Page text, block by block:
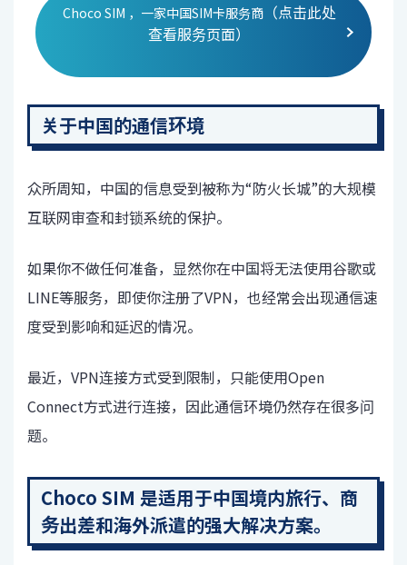
Choco SIM ，一家中国SIM卡服务商（点击此处
查看服务页面）
关于中国的通信环境
众所周知，中国的信息受到被称为“防火长城”的大规模
互联网审查和封锁系统的保护。
如果你不做任何准备，显然你在中国将无法使用谷歌或
LINE等服务，即使你注册了VPN，也经常会出现通信速
度受到影响和延迟的情况。
最近，VPN连接方式受到限制，只能使用Open
Connect方式进行连接，因此通信环境仍然存在很多问
题。
Choco SIM 是适用于中国境内旅行、商
务出差和海外派遣的强大解决方案。